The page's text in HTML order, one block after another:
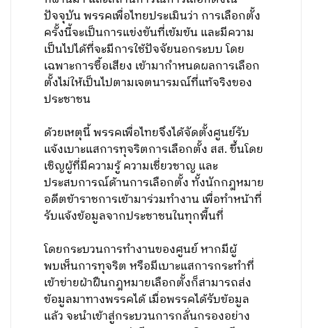
ปัจจุบัน พรรคเพื่อไทยประเมินว่า การเลือกตั้ง
ครั้งนี้จะเป็นการแข่งขันที่เข้มข้น และมีความ
เป็นไปได้ที่จะมีการใช้ปัจจัยนอกระบบ โดย
เฉพาะการซื้อเสียง เข้ามากำหนดผลการเลือก
ตั้งไม่ให้เป็นไปตามเจตนารมณ์ที่แท้จริงของ
ประชาชน
ด้วยเหตุนี้ พรรคเพื่อไทยจึงได้จัดตั้งศูนย์รับ
แจ้งเบาะแสการทุจริตการเลือกตั้ง สส. ขึ้นโดย
เชิญผู้ที่มีความรู้ ความเชี่ยวชาญ และ
ประสบการณ์ด้านการเลือกตั้ง ทั้งนักกฎหมาย
อดีตข้าราชการเข้ามาร่วมทำงาน เพื่อทำหน้าที่
รับแจ้งข้อมูลจากประชาชนในทุกพื้นที่
โดยกระบวนการทำงานของศูนย์ หากมีผู้
พบเห็นการทุจริต หรือมีเบาะแสการกระทำที่
เข้าข่ายฝ่าฝืนกฎหมายเลือกตั้งก็สามารถส่ง
ข้อมูลมาทางพรรคได้ เมื่อพรรคได้รับข้อมูล
แล้ว จะนำเข้าสู่กระบวนการกลั่นกรองอย่าง